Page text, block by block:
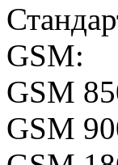
GSM:
GSM
GSM